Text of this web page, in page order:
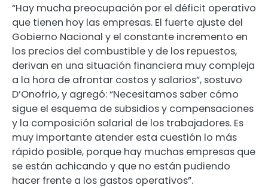
“Hay mucha preocupación por el déficit operativo
que tienen hoy las empresas. El fuerte ajuste del
Gobierno Nacional y el constante incremento en
los precios del combustible y de los repuestos,
derivan en una situación financiera muy compleja
a la hora de afrontar costos y salarios”, sostuvo
D’Onofrio, y agregó: “Necesitamos saber cómo
sigue el esquema de subsidios y compensaciones
y la composición salarial de los trabajadores. Es
muy importante atender esta cuestión lo más
rápido posible, porque hay muchas empresas que
se están achicando y que no están pudiendo
hacer frente a los gastos operativos”.